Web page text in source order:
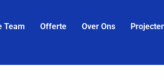
Team Offerte Over Ons